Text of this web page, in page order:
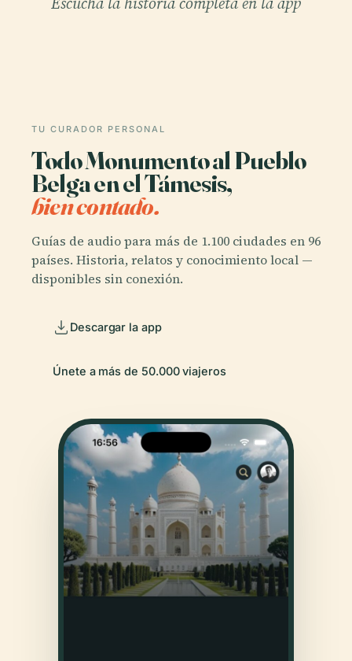
TU CURADOR PERSONAL
Todo Monumento al Pueblo
Belga en el Támesis,
bien contado.
Guías de audio para más de 1.100 ciudades en 96
países. Historia, relatos y conocimiento local —
disponibles sin conexión.
Descargar la app
Únete a más de 50.000 viajeros